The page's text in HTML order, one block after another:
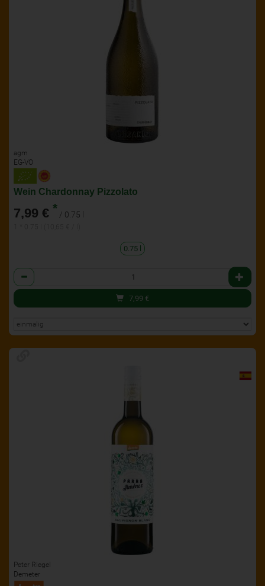
agm
EG-VO
Wein Chardonnay Pizzolato
7,99 € * / 0.75 l
0.75 l
Anzahl
7,99 €
Peter Riegel
Demeter